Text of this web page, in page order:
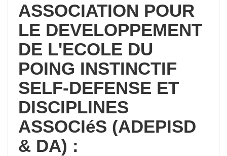
ASSOCIATION POUR
LE DEVELOPPEMENT
DE L'ECOLE DU
POING INSTINCTIF
SELF-DEFENSE ET
DISCIPLINES
ASSOCIéS (ADEPISD
& DA) :